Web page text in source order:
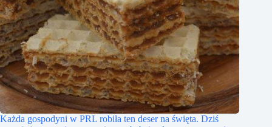
Każda gospodyni w PRL robiła ten deser na święta. Dziś